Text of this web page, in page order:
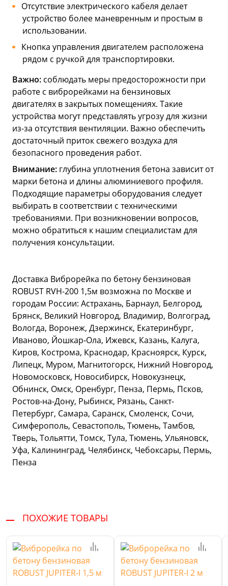
Отсутствие электрического кабеля делает
устройство более маневренным и простым в
использовании.
Кнопка управления двигателем расположена
рядом с ручкой для транспортировки.
Важно: соблюдать меры предосторожности при
работе с виброрейками на бензиновых
двигателях в закрытых помещениях. Такие
устройства могут представлять угрозу для жизни
из-за отсутствия вентиляции. Важно обеспечить
достаточный приток свежего воздуха для
безопасного проведения работ.
Внимание: глубина уплотнения бетона зависит от
марки бетона и длины алюминиевого профиля.
Подходящие параметры оборудования следует
выбирать в соответствии с техническими
требованиями. При возникновении вопросов,
можно обратиться к нашим специалистам для
получения консультации.
Доставка Виброрейка по бетону бензиновая
ROBUST RVH-200 1,5м возможна по Москве и
городам России: Астрахань, Барнаул, Белгород,
Брянск, Великий Новгород, Владимир, Волгоград,
Вологда, Воронеж, Дзержинск, Екатеринбург,
Иваново, Йошкар-Ола, Ижевск, Казань, Калуга,
Киров, Кострома, Краснодар, Красноярск, Курск,
Липецк, Муром, Магнитогорск, Нижний Новгород,
Новомосковск, Новосибирск, Новокузнецк,
Обнинск, Омск, Оренбург, Пенза, Пермь, Псков,
Ростов-на-Дону, Рыбинск, Рязань, Санкт-
Петербург, Самара, Саранск, Смоленск, Сочи,
Симферополь, Севастополь, Тюмень, Тамбов,
Тверь, Тольятти, Томск, Тула, Тюмень, Ульяновск,
Уфа, Калининград, Челябинск, Чебоксары, Пермь,
Пенза
ПОХОЖИЕ ТОВАРЫ